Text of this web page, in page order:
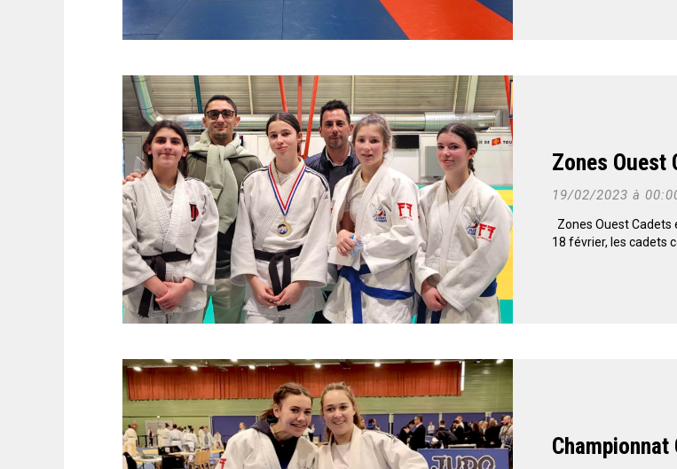
Zones Ouest
19/02/2023 à
Zones Ouest
18 février, les cadets